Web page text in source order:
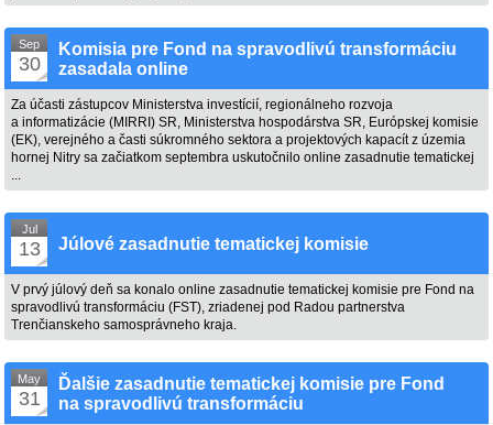
Sep
30
Komisia pre Fond na spravodlivú transformáciu
zasadala online
Za účasti zástupcov Ministerstva investícií, regionálneho rozvoja
a informatizácie (MIRRI) SR, Ministerstva hospodárstva SR, Európskej komisie
(EK), verejného a časti súkromného sektora a projektových kapacít z územia
hornej Nitry sa začiatkom septembra uskutočnilo online zasadnutie tematickej
...
Jul
13 Júlové zasadnutie tematickej komisie
V prvý júlový deň sa konalo online zasadnutie tematickej komisie pre Fond na
spravodlivú transformáciu (FST), zriadenej pod Radou partnerstva
Trenčianskeho samosprávneho kraja.
May
31
Ďalšie zasadnutie tematickej komisie pre Fond
na spravodlivú transformáciu